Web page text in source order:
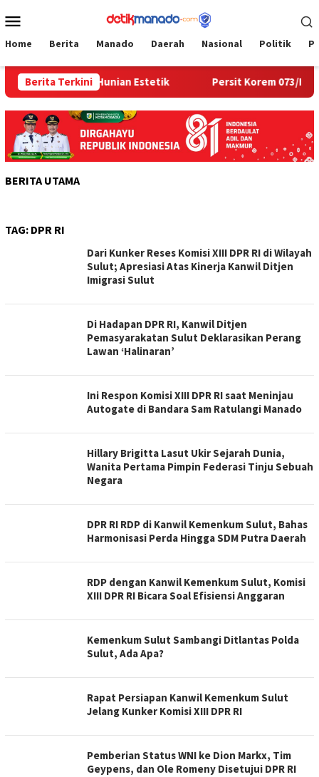
ke
Mobile
Home Berita Manado Daerah Nasional Politik
Berita Terkini
Warga Jadi Hunian Estetik Persit Korem 073/
BERITA UTAMA
TAG: DPR RI
Dari Kunker Reses Komisi XIII DPR RI di Wilayah
Sulut; Apresiasi Atas Kinerja Kanwil Ditjen
Imigrasi Sulut
Di Hadapan DPR RI, Kanwil Ditjen
Pemasyarakatan Sulut Deklarasikan Perang
Lawan ‘Halinaran’
Ini Respon Komisi XIII DPR RI saat Meninjau
Autogate di Bandara Sam Ratulangi Manado
Hillary Brigitta Lasut Ukir Sejarah Dunia,
Wanita Pertama Pimpin Federasi Tinju Sebuah
Negara
DPR RI RDP di Kanwil Kemenkum Sulut, Bahas
Harmonisasi Perda Hingga SDM Putra Daerah
RDP dengan Kanwil Kemenkum Sulut, Komisi
XIII DPR RI Bicara Soal Efisiensi Anggaran
Kemenkum Sulut Sambangi Ditlantas Polda
Sulut, Ada Apa?
Rapat Persiapan Kanwil Kemenkum Sulut
Jelang Kunker Komisi XIII DPR RI
Pemberian Status WNI ke Dion Markx, Tim
Geypens, dan Ole Romeny Disetujui DPR RI